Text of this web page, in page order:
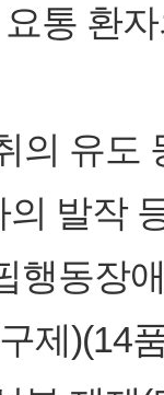
통 환
의 유도
발작
행동장
제)(14